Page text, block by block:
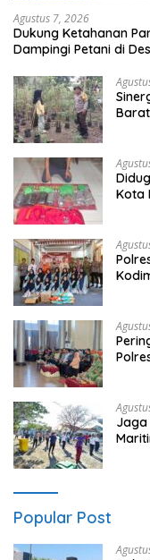
Agustus 7, 2026
Dukung Ketahanan
Dampingi Petani di
Kota
Jaga
Popular Post